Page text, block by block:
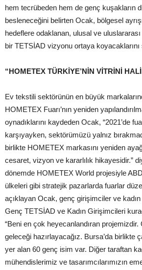
hem tecrübeden hem de genç kuşakların
besleneceğini belirten Ocak, bölgesel
hedeflere odaklanan, ulusal ve
bir TETSİAD vizyonu ortaya koyacaklarını
“HOMETEX TÜRKİYE’NİN VİTRİNİ
Ev tekstili sektörünün en büyük
HOMETEX Fuarı’nın yeniden
oynadıklarını kaydeden Ocak, “2021’de
karşıyayken, sektörümüzü yalnız
birlikte HOMETEX markasını yeniden
cesaret, vizyon ve kararlılık hikayesidir.”
dönemde HOMETEX World projesiyle
ülkeleri gibi stratejik pazarlarda fuarlar
açıklayan Ocak, genç girişimciler ve
Genç TETSİAD ve Kadın Girişimcileri
“Beni en çok heyecanlandıran
geleceği hazırlayacağız. Bursa’da birlikte
yer alan 60 genç isim var. Diğer taraftan
mühendislerimiz ve tasarımcılarımızın